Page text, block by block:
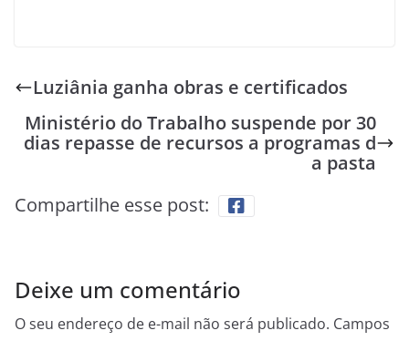
Luziânia ganha obras e certificados
Ministério do Trabalho suspende por 30
dias repasse de recursos a programas d
a pasta
Compartilhe esse post:
Deixe um comentário
O seu endereço de e-mail não será publicado. Campos